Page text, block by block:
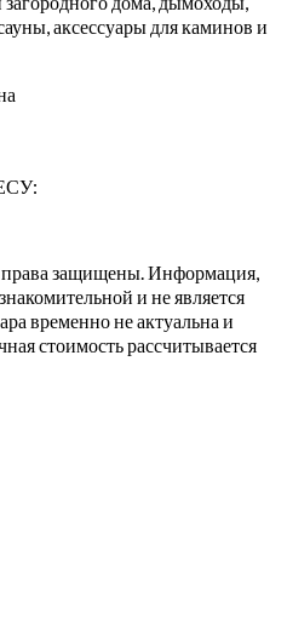
аксессуары для каминов и
защищены. Информация,
и не является
временно не актуальна и
стоимость рассчитывается